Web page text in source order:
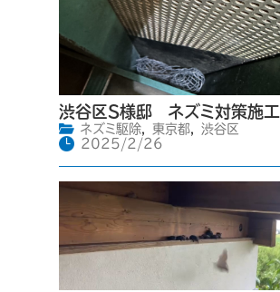
渋谷区S様邸 ネズミ対策施工
ネズミ駆除, 東京都,
渋谷区
2025/2/26